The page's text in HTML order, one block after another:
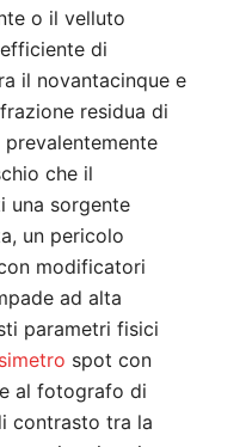
o il velluto
di
il novantacinque e
residua di
che il
una sorgente
un pericolo
modificatori
ad alta
parametri fisici
spot con
al fotografo di
contrasto tra la